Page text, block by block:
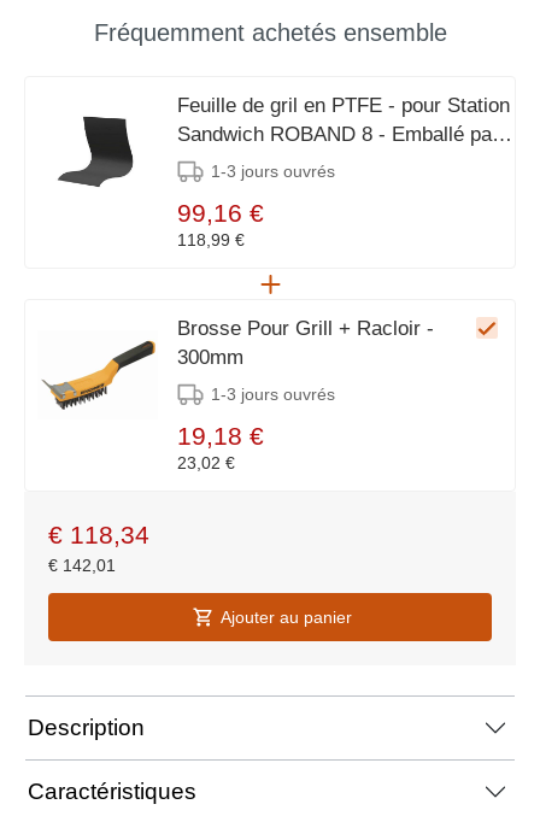
Fréquemment achetés ensemble
Feuille de gril en PTFE - pour Station
Sandwich ROBAND 8 - Emballé par
5
1-3 jours ouvrés
99,16 €
118,99 €
Brosse Pour Grill + Racloir -
300mm
1-3 jours ouvrés
19,18 €
23,02 €
€ 118,34
€ 142,01
Ajouter au panier
Description
Caractéristiques